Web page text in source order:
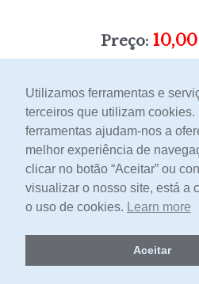
Preço: 10,00
2026 -Livraria
Utilizamos ferramentas e
terceiros que utilizam cookies.
ferramentas ajudam-nos a
melhor experiência de
clicar no botão “Aceitar” ou
visualizar o nosso site, está a
o uso de cookies. Learn more
Aceitar